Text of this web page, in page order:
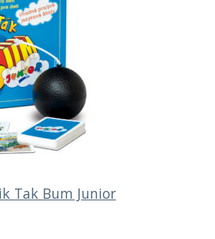
Tak Bum Junior